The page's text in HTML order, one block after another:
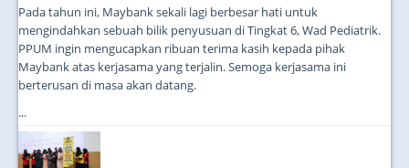
Pada tahun ini, Maybank sekali lagi berbesar hati untuk
mengindahkan sebuah bilik penyusuan di Tingkat 6, Wad Pediatrik.
PPUM ingin mengucapkan ribuan terima kasih kepada pihak
Maybank atas kerjasama yang terjalin. Semoga kerjasama ini
berterusan di masa akan datang.
...